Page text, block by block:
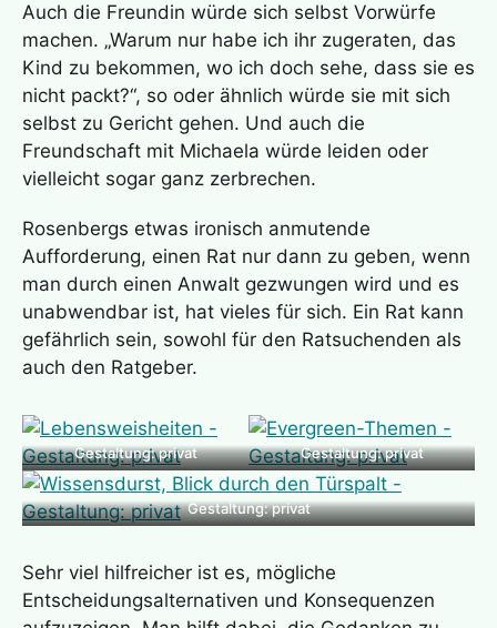
Auch die Freundin würde sich selbst Vorwürfe
machen. „Warum nur habe ich ihr zugeraten, das
Kind zu bekommen, wo ich doch sehe, dass sie es
nicht packt?“, so oder ähnlich würde sie mit sich
selbst zu Gericht gehen. Und auch die
Freundschaft mit Michaela würde leiden oder
vielleicht sogar ganz zerbrechen.
Rosenbergs etwas ironisch anmutende
Aufforderung, einen Rat nur dann zu geben, wenn
man durch einen Anwalt gezwungen wird und es
unabwendbar ist, hat vieles für sich. Ein Rat kann
gefährlich sein, sowohl für den Ratsuchenden als
auch den Ratgeber.
Gestaltung: privat Gestaltung: privat
Gestaltung: privat
Sehr viel hilfreicher ist es, mögliche
Entscheidungsalternativen und Konsequenzen